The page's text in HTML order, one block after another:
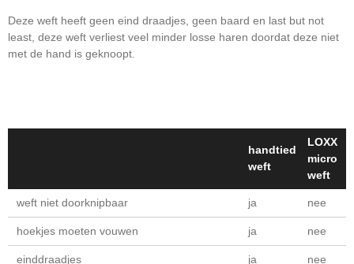
Deze weft heeft geen eind draadjes, geen baard en last but not
least, deze weft verliest veel minder losse haren doordat deze niet
met de hand is geknoopt.
handtied
weft
LOXX
micro
weft
weft niet doorknipbaar ja nee
hoekjes moeten vouwen ja nee
einddraadjes ja nee